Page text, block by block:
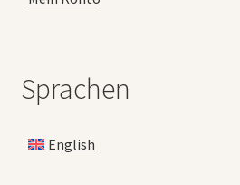
Sprachen
English